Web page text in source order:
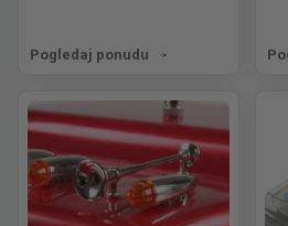
Pogledaj ponudu